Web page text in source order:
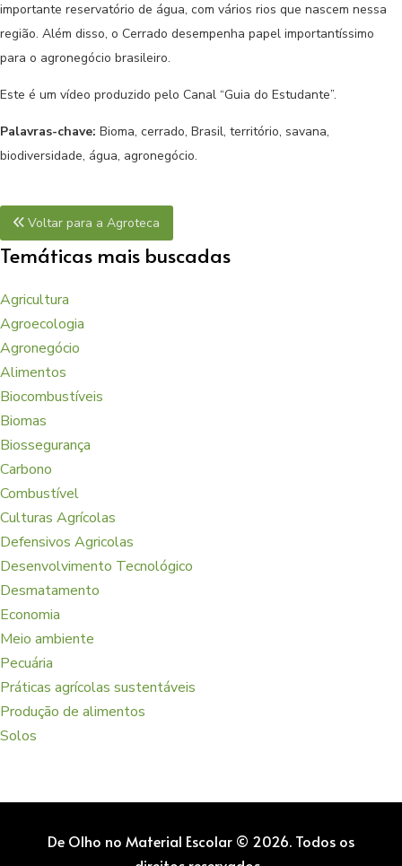
importante reservatório de água, com vários rios que nascem nessa
região. Além disso, o Cerrado desempenha papel importantíssimo
para o agronegócio brasileiro.
Este é um vídeo produzido pelo Canal “Guia do Estudante”.
Palavras-chave: Bioma, cerrado, Brasil, território, savana,
biodiversidade, água, agronegócio.
Voltar para a Agroteca
Temáticas mais buscadas
Agricultura
Agroecologia
Agronegócio
Alimentos
Biocombustíveis
Biomas
Biossegurança
Carbono
Combustível
Culturas Agrícolas
Defensivos Agricolas
Desenvolvimento Tecnológico
Desmatamento
Economia
Meio ambiente
Pecuária
Práticas agrícolas sustentáveis
Produção de alimentos
Solos
De Olho no Material Escolar © 2026. Todos os